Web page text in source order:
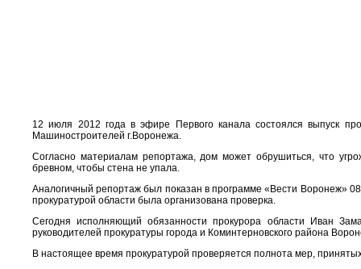
12 июля 2012 года в эфире Первого канала состоялся выпуск
Машиностроителей г.Воронежа.
Согласно материалам репортажа, дом может обрушиться, что
бревном, чтобы стена не упала.
Аналогичный репортаж был показан в программе «Вести Воронеж»
прокуратурой области была организована проверка.
Сегодня исполняющий обязанности прокурора области Иван
руководителей прокуратуры города и Коминтерновского района
В настоящее время прокуратурой проверяется полнота мер,